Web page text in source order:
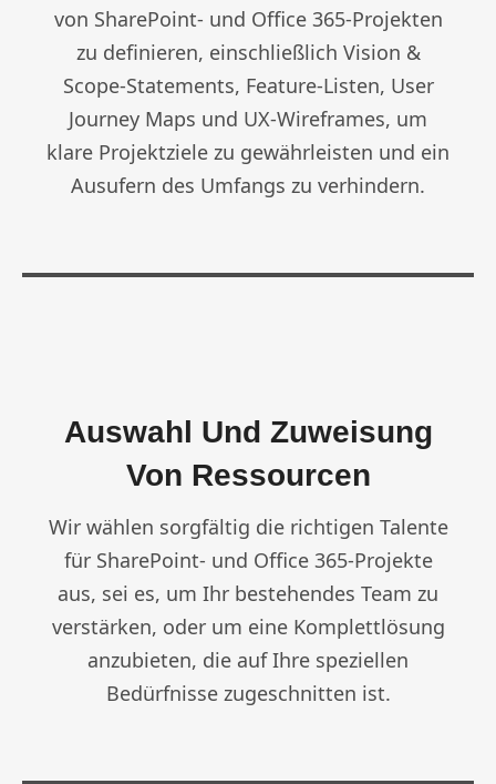
von SharePoint- und Office 365-Projekten
zu definieren, einschließlich Vision &
Scope-Statements, Feature-Listen, User
Journey Maps und UX-Wireframes, um
klare Projektziele zu gewährleisten und ein
Ausufern des Umfangs zu verhindern.
Auswahl Und Zuweisung
Von Ressourcen
Wir wählen sorgfältig die richtigen Talente
für SharePoint- und Office 365-Projekte
aus, sei es, um Ihr bestehendes Team zu
verstärken, oder um eine Komplettlösung
anzubieten, die auf Ihre speziellen
Bedürfnisse zugeschnitten ist.